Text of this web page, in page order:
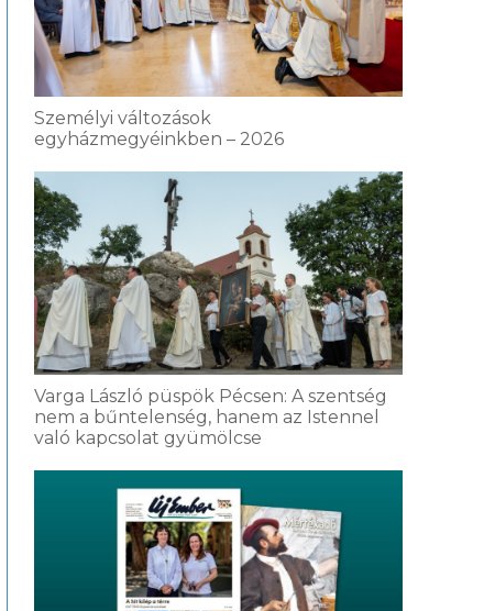
Személyi változások
egyházmegyéinkben – 2026
Varga László püspök Pécsen: A szentség
nem a bűntelenség, hanem az Istennel
való kapcsolat gyümölcse